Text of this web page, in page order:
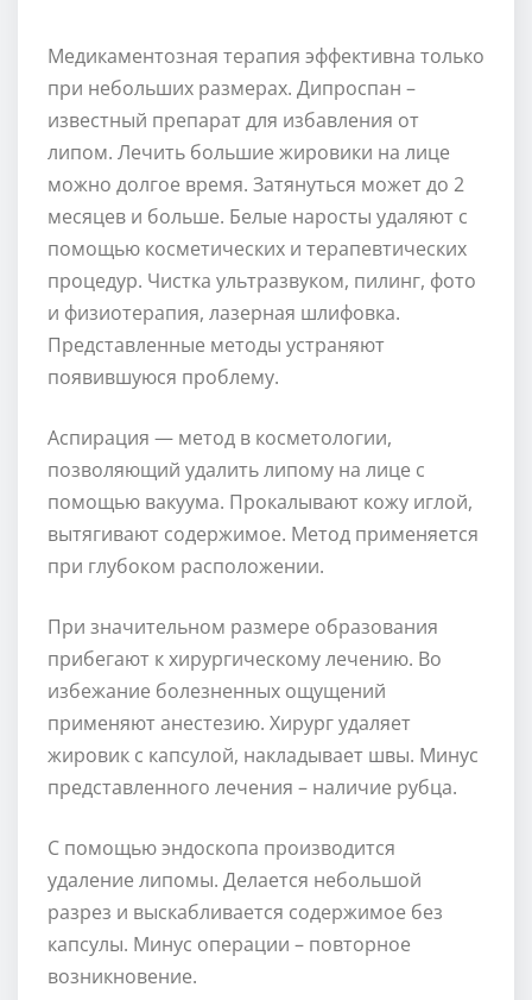
Медикаментозная терапия эффективна только
при небольших размерах. Дипроспан –
известный препарат для избавления от
липом. Лечить большие жировики на лице
можно долгое время. Затянуться может до 2
месяцев и больше. Белые наросты удаляют с
помощью косметических и терапевтических
процедур. Чистка ультразвуком, пилинг, фото
и физиотерапия, лазерная шлифовка.
Представленные методы устраняют
появившуюся проблему.
Аспирация — метод в косметологии,
позволяющий удалить липому на лице с
помощью вакуума. Прокалывают кожу иглой,
вытягивают содержимое. Метод применяется
при глубоком расположении.
При значительном размере образования
прибегают к хирургическому лечению. Во
избежание болезненных ощущений
применяют анестезию. Хирург удаляет
жировик с капсулой, накладывает швы. Минус
представленного лечения – наличие рубца.
С помощью эндоскопа производится
удаление липомы. Делается небольшой
разрез и выскабливается содержимое без
капсулы. Минус операции – повторное
возникновение.